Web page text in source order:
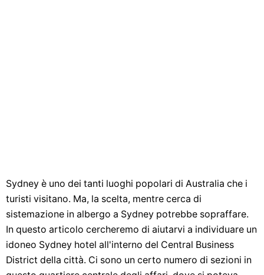
Sydney è uno dei tanti luoghi popolari di Australia che i
turisti visitano. Ma, la scelta, mentre cerca di
sistemazione in albergo a Sydney potrebbe sopraffare.
In questo articolo cercheremo di aiutarvi a individuare un
idoneo Sydney hotel all'interno del Central Business
District della città. Ci sono un certo numero di sezioni in